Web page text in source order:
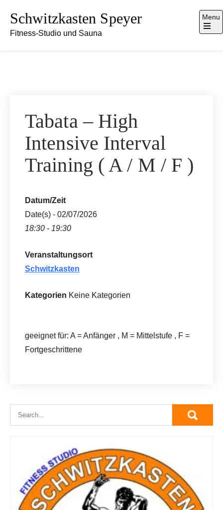
content
Schwitzkasten Speyer
Fitness-Studio und Sauna
Menu
Open
Tabata – High
Intensive Interval
Training ( A / M / F )
Datum/Zeit
Date(s) - 02/07/2026
18:30 - 19:30
Veranstaltungsort
Schwitzkasten
Kategorien Keine Kategorien
geeignet für: A = Anfänger , M = Mittelstufe , F =
Fortgeschrittene